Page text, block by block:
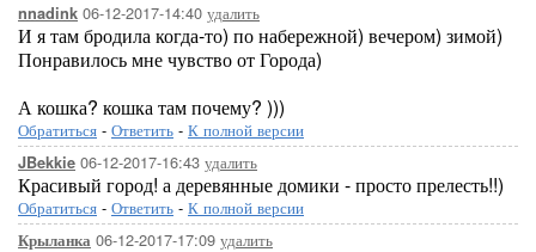
nnadink 06-12-2017-14:40 удалить
И я там бродила когда-то) по набережной) вечером) зимой)
Понравилось мне чувство от Города)
А кошка? кошка там почему? )))
Обратиться - Ответить - К полной версии
JBekkie 06-12-2017-16:43 удалить
Красивый город! а деревянные домики - просто прелесть!!)
Обратиться - Ответить - К полной версии
Крыланка 06-12-2017-17:09 удалить